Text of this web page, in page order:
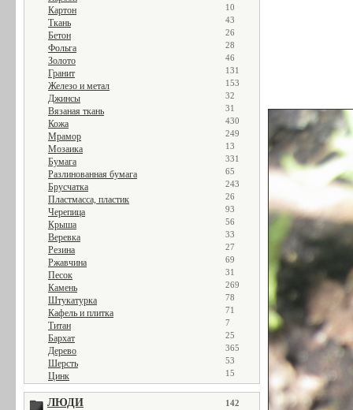
Картон 10
Ткань 43
Бетон 26
Фольга 28
Золото 46
Гранит 131
Железо и метал 153
Джинсы 32
Вязаная ткань 31
Кожа 430
Мрамор 249
Мозаика 13
Бумага 331
Разлинованная бумага 65
Брусчатка 243
Пластмасса, пластик 26
Черепица 93
Крыша 56
Веревка 33
Резина 27
Ржавчина 69
Песок 31
Камень 269
Штукатурка 78
Кафель и плитка 71
Титан 7
Бархат 25
Дерево 365
Шерсть 53
Цинк 15
ЛЮДИ 142